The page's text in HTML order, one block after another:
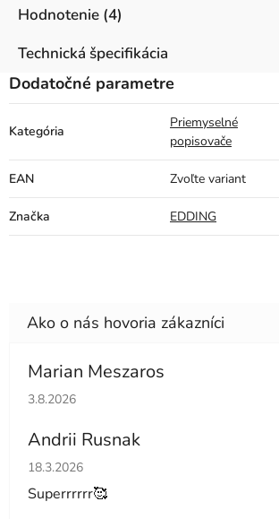
Hodnotenie (4)
Technická špecifikácia
Dodatočné parametre
Kategória
Priemyselné
popisovače
EAN Zvoľte variant
Značka EDDING
Marian Meszaros
Hodnotenie obchodu je 5 z 5 hviezdičiek.
3.8.2026
Andrii Rusnak
Hodnotenie obchodu je 5 z 5 hviezdičiek.
18.3.2026
Superrrrrr🥰